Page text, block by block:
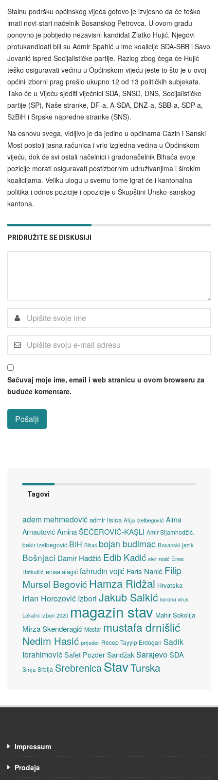
Stalnu podršku općinskog vijeća gotovo je izvjesno da će teško
imati novi-stari načelnik Bosanskog Petrovca. U ovom gradu
ponovno je pobijedio nezavisni kandidat Zlatko Hujić. Njegovi
protukandidati bili su Admir Spahić u ime koalicije SDA‑SBB i Savo
Jovanić ispred Socijalističke partije. Razlog zbog čega će Hujić
teško osiguravati većinu u Općinskom vijeću jeste to što je u ovoj
općini izborni prag prešlo ukupno 12 od 13 političkih subjekata.
Tako će u Vijeću sjediti vijećnici SDA, SNSD, DNS, Socijalističke
partije (SP), Naše stranke, DF-a, A-SDA, DNZ-a, SBB-a, SDP-a,
SzBiH i Srpske napredne stranke (SNS).
Na osnovu svega, vidljivo je da jedino u općinama Cazin i Sanski
Most postoji jasna računica i vrlo izgledna većina u Općinskom
vijeću, dok će svi ostali načelnici i gradonačelnik Bihaća svoje
pozicije morati osiguravati postizbornim udruživanjima i širokim
koalicijama. Veliku ulogu u svemu tome igrat će i kantonalna
politika i odnos pozicije i opozicije u Skupštini Unsko-sanskog
kantona.
PRIDRUŽITE SE DISKUSIJI
Sačuvaj moje ime, email i web stranicu u ovom browseru za
buduće komentare.
Tagovi
adem mehmedović admir lisica Alija Izetbegović Alma
Arnautović Amina ŠEĆEROVIĆ-KAŞLI Amir Sijamhodžić.
bakir izetbegović BiH Bihać bojan budimac Bosanski jezik
Bošnjaci Damir Hadžić Edib Kadić elvir resić Enes
Ratkušić enisa alagić fahrudin vojić Faris Nanić Filip
Mursel Begović Hamza Ridžal Hrvatska
Irfan Horozović Izbori Jakub Salkić korona virus
Lokalni izbori 2020 magazin stav Mahir Sokolija
Mirza Skenderagić Mostar mustafa drnišlić
Nedim Hasić prijedor Recep Tayyip Erdogan Sadik
Ibrahimović Safet Pozder SandžakSarajevoSDA
Sirija Srbija SrebrenicaStavTurska
Impressum
Prodaja